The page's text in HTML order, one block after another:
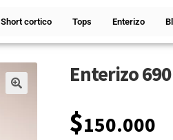
Short cortico Tops Enterizo
Enterizo
$150.000